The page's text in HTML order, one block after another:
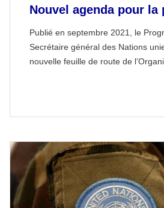
Nouvel agenda pour la
Publié en septembre 2021, le
Secrétaire général des Nations
nouvelle feuille de route de